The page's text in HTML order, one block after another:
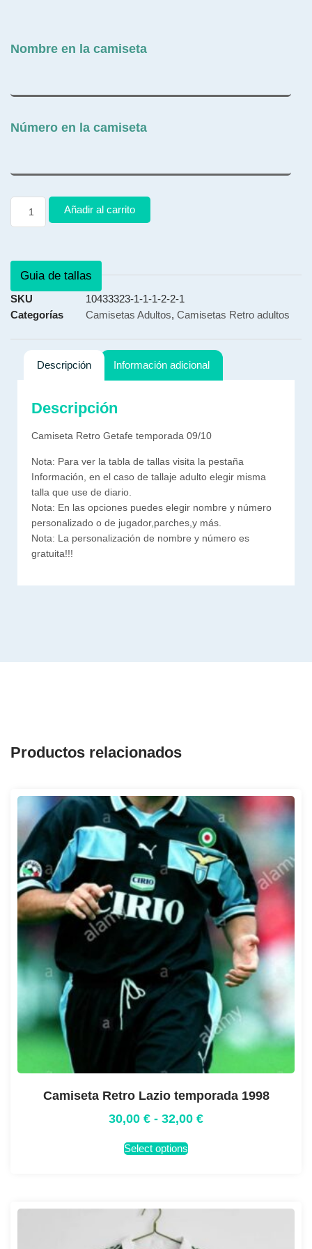
Nombre en la camiseta
Número en la camiseta
Añadir al carrito
Guia de tallas
SKU
10433323-1-1-1-2-2-1
Categorías
Camisetas Adultos, Camisetas Retro adultos
Descripción Información adicional
Descripción
Camiseta Retro Getafe temporada 09/10
Nota: Para ver la tabla de tallas visita la pestaña
Información, en el caso de tallaje adulto elegir misma
talla que use de diario.
Nota: En las opciones puedes elegir nombre y número
personalizado o de jugador,parches,y más.
Nota: La personalización de nombre y número es
gratuita!!!
Productos relacionados
Camiseta Retro Lazio temporada 1998
30,00 € - 32,00 €
Select options